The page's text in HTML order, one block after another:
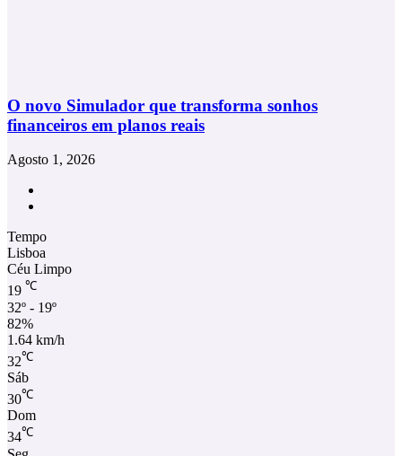
O novo Simulador que transforma sonhos
financeiros em planos reais
Agosto 1, 2026
Tempo
Lisboa
Céu Limpo
19 ℃
32º - 19º
82%
1.64 km/h
32℃
Sáb
30℃
Dom
34℃